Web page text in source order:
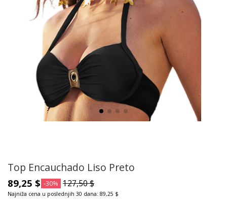
Top Encauchado Liso Preto
89,25 $ -30% 127,50 $
Najniža cena u poslednjih 30 dana: 89,25 $